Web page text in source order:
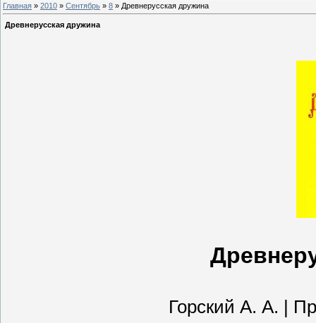
Главная » 2010 » Сентябрь » 8 » Древнерусская дружина
Древнерусская дружина
Горский А. А. |